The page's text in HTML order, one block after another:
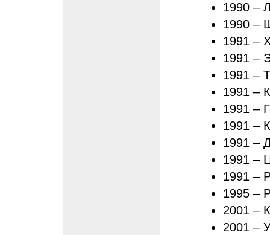
1990 –
1990 –
1991 –
1991 –
1991 –
1991 –
1991 –
1991 –
1991 –
1991 –
1991 –
1995 –
2001 –
2001 –